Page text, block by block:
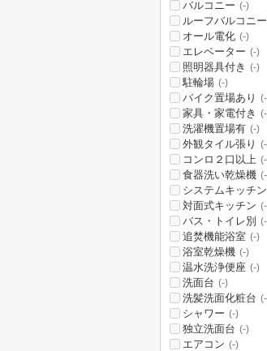
バルコニー (-)
ルーフバルコニー
オール電化 (-)
エレベーター (-)
照明器具付き (-)
駐輪場 (-)
バイク置場あり
家具・家電付き
洗濯機置場有 (-)
外観タイル張り
コンロ２口以上
食器洗い乾燥機
システムキッチン
対面式キッチン
バス・トイレ別
追焚機能浴室 (-)
浴室乾燥機 (-)
温水洗浄便座 (-)
洗面台 (-)
洗髪洗面化粧台
シャワー (-)
独立洗面台 (-)
エアコン (-)